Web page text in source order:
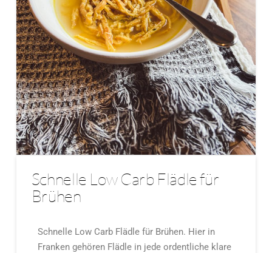
Schnelle Low Carb Flädle für
Brühen
Schnelle Low Carb Flädle für Brühen. Hier in
Franken gehören Flädle in jede ordentliche klare